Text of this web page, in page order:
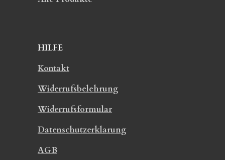
HILFE
Kontakt
Widerrufsbelehrung
Widerrufsformular
Datenschutzerklarung
AGB